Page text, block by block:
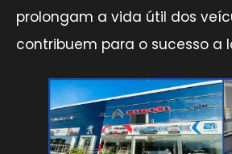
prolongam a vida útil dos
contribuem para o sucesso a